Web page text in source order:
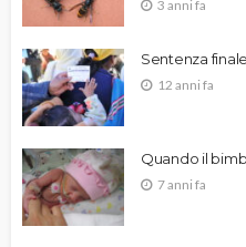
3 anni fa
Sentenza
12 anni fa
Quando il
7 anni fa